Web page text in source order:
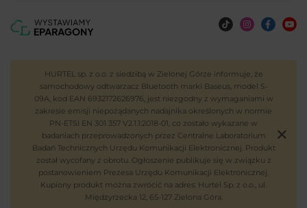
HURTEL sp. z o.o. z siedzibą w Zielonej Górze informuje, że
samochodowy odtwarzacz Bluetooth marki Baseus, model S-
09A, kod EAN 6932172626976, jest niezgodny z wymaganiami w
zakresie emisji niepożądanych nadajnika określonych w normie
PN-ETSI EN 301 357 V2.1.1:2018-01, co zostało wykazane w
badaniach przeprowadzonych przez Centralne Laboratorium
Badań Technicznych Urzędu Komunikacji Elektronicznej. Produkt
został wycofany z obrotu. Ogłoszenie publikuje się w związku z
postanowieniem Prezesa Urzędu Komunikacji Elektronicznej.
Kupiony produkt można zwrócić na adres: Hurtel Sp. z o.o., ul.
Międzyrzecka 12, 65-127 Zielona Góra.